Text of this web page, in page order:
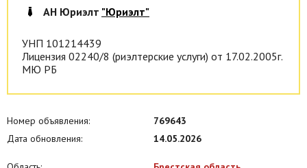
АН Юриэлт "Юриэлт"
УНП 101214439
Лицензия 02240/8 (риэлтерские услуги) от 17.02.2005г.
МЮ РБ
Номер объявления:
769643
Дата обновления:
14.05.2026